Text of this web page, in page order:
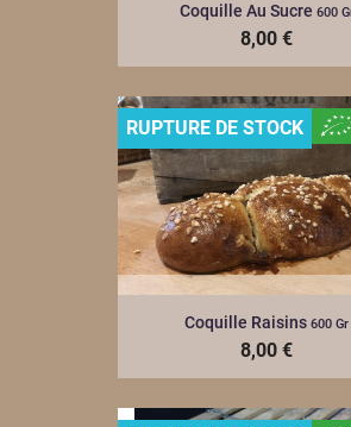
Coquille Au Sucre 600
8,00 €
Coquille Raisins 600 Gr
8,00 €
RUPTURE DE STOCK